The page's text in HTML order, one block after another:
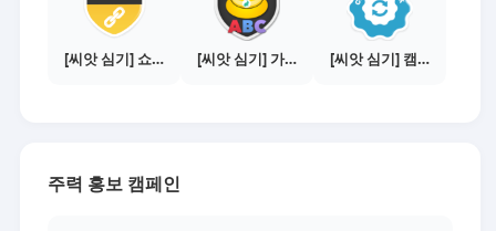
[씨앗 심기] 쇼핑몰 링크 발급하기 - 제휴몰 3곳 [씨앗 심기] 가이드보기 - 매체별 활동 가이드 [씨앗 심기] 캠페인 선택하기 - PICK 1개
주력 홍보 캠페인